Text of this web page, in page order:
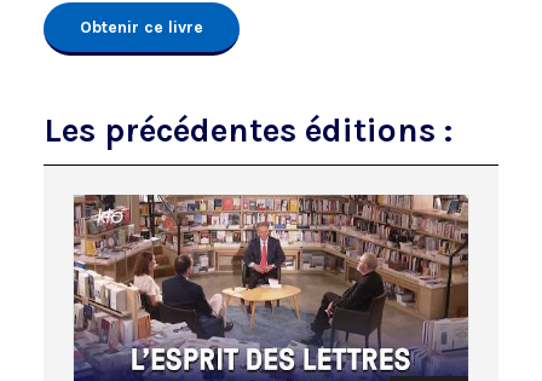
Obtenir ce livre
Les précédentes éditions :